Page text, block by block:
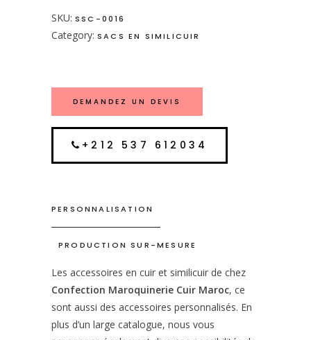
SKU: SSC-0016
Category: SACS EN SIMILICUIR
DEMANDEZ UN DEVIS
+212 537 612034
PERSONNALISATION
PRODUCTION SUR-MESURE
Les accessoires en cuir et similicuir de chez
Confection Maroquinerie Cuir Maroc, ce
sont aussi des accessoires personnalisés. En
plus d’un large catalogue, nous vous